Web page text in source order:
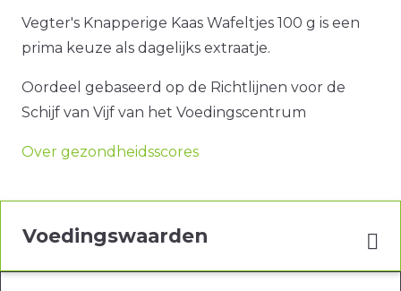
Vegter's Knapperige Kaas Wafeltjes 100 g is een
prima keuze als dagelijks extraatje.
Oordeel gebaseerd op de Richtlijnen voor de
Schijf van Vijf van het Voedingscentrum
Over gezondheidsscores
Voedingswaarden